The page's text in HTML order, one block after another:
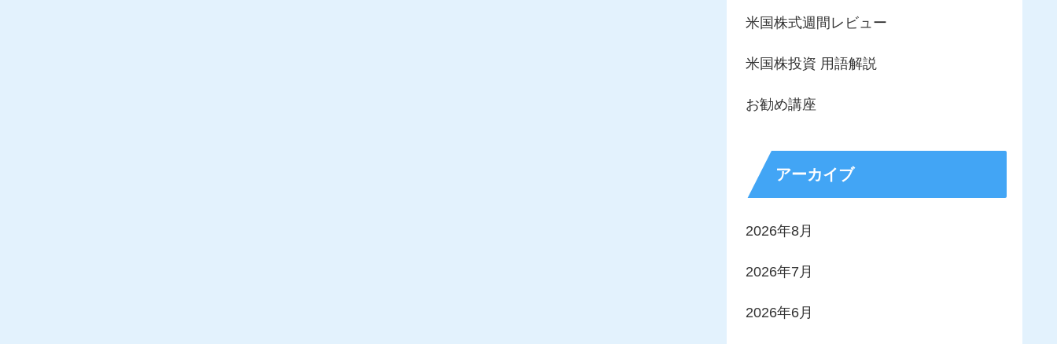
米国株式週間レビュー
米国株投資 用語解説
お勧め講座
アーカイブ
2026年8月
2026年7月
2026年6月